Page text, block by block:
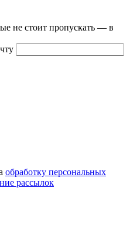
не стоит пропускать — в
обработку персональных
рассылок